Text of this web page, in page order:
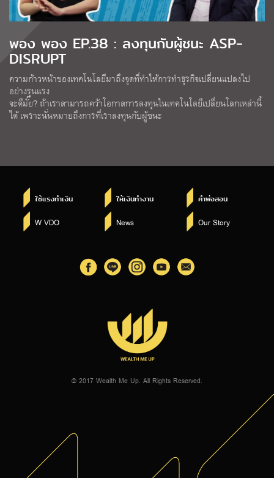
พอง พอง EP.38 : ลงทุนกับผู้ชนะ ASP-
DISRUPT
ความก้าวหน้าของเทคโนโลยีมาถึงจุดที่ทำให้การทำธุรกิจเปลี่ยนแปลงไป
อย่างรุนแรง
จะดีมั๊ย? ถ้าเราสามารถคว้าโอกาสการลงทุนในเทคโนโลยีเปลี่ยนโลกเหล่านี้
ได้ เพราะนั่นหมายถึงการที่เราลงทุนกับผู้ชนะ
ใช้แรงทำเงิน ให้เงินทำงาน คำพ่อสอน
W VDO News Our Story
© 2017 Wealth Me Up. All Rights Reserved.